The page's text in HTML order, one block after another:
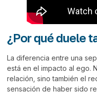
¿Por qué duele
La diferencia entre una
está en el impacto al ego.
relación, sino también el
sensación de haber sido